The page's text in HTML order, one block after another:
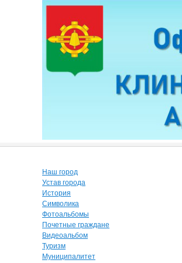
Наш город
Устав города
История
Символика
Фотоальбомы
Почетные граждане
Видеоальбом
Туризм
Муниципалитет